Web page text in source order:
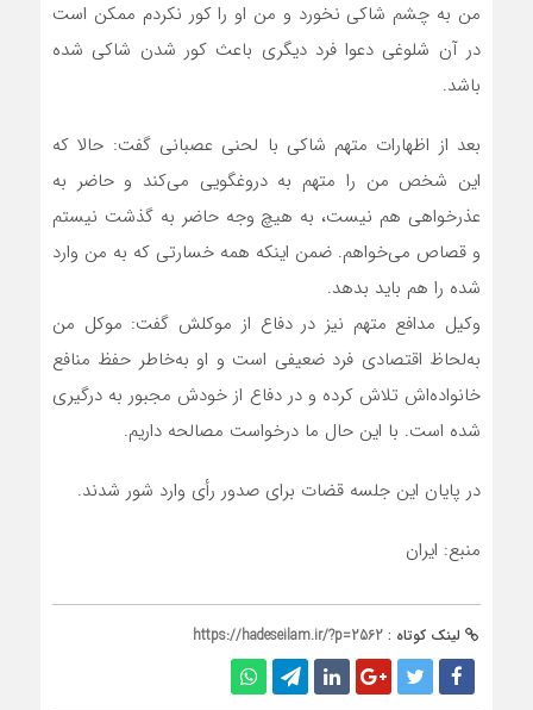
من به چشم شاکی نخورد و من او را کور نکردم ممکن است
در آن شلوغی دعوا فرد دیگری باعث کور شدن شاکی شده
باشد.
بعد از اظهارات متهم شاکی با لحنی عصبانی گفت: حالا که
این شخص من را متهم به دروغگویی می‌کند و حاضر به
عذرخواهی هم نیست، به هیچ وجه حاضر به گذشت نیستم
و قصاص می‌خواهم. ضمن اینکه همه خسارتی که به من وارد
شده را هم باید بدهد.
وکیل مدافع متهم نیز در دفاع از موکلش گفت: موکل من
به‌لحاظ اقتصادی فرد ضعیفی است و او به‌خاطر حفظ منافع
خانواده‌اش تلاش کرده و در دفاع از خودش مجبور به درگیری
شده است. با این حال ما درخواست مصالحه داریم.
در پایان این جلسه قضات برای صدور رأی وارد شور شدند.
منبع: ایران
لینک کوتاه : https://hadeseilam.ir/?p=2562